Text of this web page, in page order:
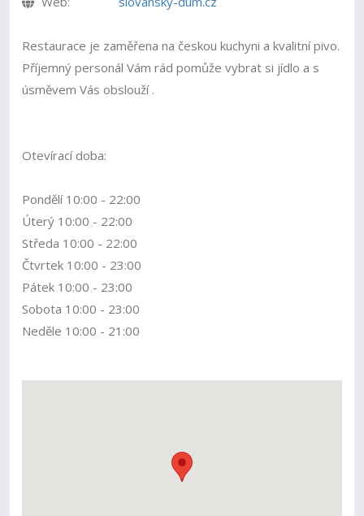
Restaurace je zaměřena na českou kuchyni a kvalitní pivo.
Příjemný personál Vám rád pomůže vybrat si jídlo a s
úsměvem Vás obslouží .
Otevírací doba:
Pondělí 10:00 - 22:00
Úterý 10:00 - 22:00
Středa 10:00 - 22:00
Čtvrtek 10:00 - 23:00
Pátek 10:00 - 23:00
Sobota 10:00 - 23:00
Neděle 10:00 - 21:00